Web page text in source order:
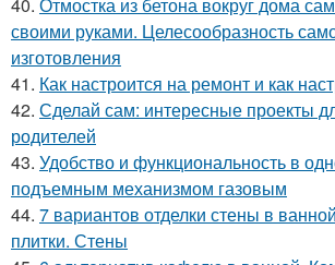
своими руками. Целесообразность
изготовления
41. Как настроится на ремонт и как
42. Сделай сам: интересные проекты
родителей
43. Удобство и функциональность в
подъемным механизмом газовым
44. 7 вариантов отделки стены в
плитки. Стены